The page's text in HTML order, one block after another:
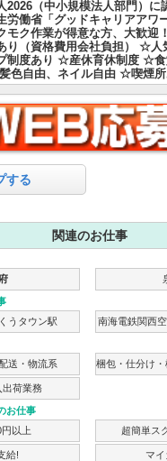
2026（中小規模法人部門）に
労働省「グッドキャリアアワ
モク作業が得意な方、大歓迎
り（資格費用会社負担） ☆人
制度あり ☆産休育休制度 ☆食
色自由、ネイル自由 ☆喫煙所
する
関連のお仕事
うタウン駅
南海電鉄関西
送・物流系
梱包・仕分け
出荷業務
お仕事
以上
超簡単ス
給! マ